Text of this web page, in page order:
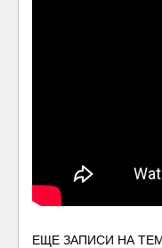
ЕЩЕ ЗАПИСИ НА